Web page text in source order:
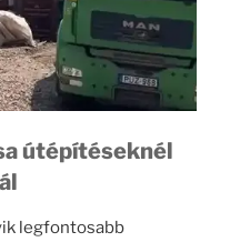
útépítéseknél
legfontosabb